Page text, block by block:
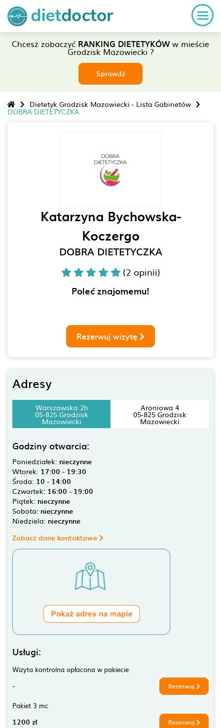
Chcesz zobaczyć RANKING DIETETYKÓWw mieście
Grodzisk Mazowiecki ?
Sprawdź
Dietetyk Grodzisk Mazowiecki - Lista Gabinetów
DOBRA DIETETYCZKA
Katarzyna Bychowska-
Koczergo
DOBRA DIETETYCZKA
(2 opinii)
Poleć znajomemu!
Rezerwuj wizytę
Adresy
Warszawska 2h
05-825 Grodzisk
Mazowiecki
Aroniowa 4
05-825 Grodzisk
Mazowiecki
Godziny otwarcia:
Poniedziałek: nieczynne
Wtorek: 17:00 - 19:30
Środa: 10 - 14:00
Czwartek: 16:00 - 19:00
Piątek: nieczynne
Sobota: nieczynne
Niedziela: nieczynne
Zobacz dane kontaktowe
Usługi:
Wizyta kontrolna opłacona w pakiecie
- Rezerwuj
Pakiet 3 mc
1200 zł Rezerwuj